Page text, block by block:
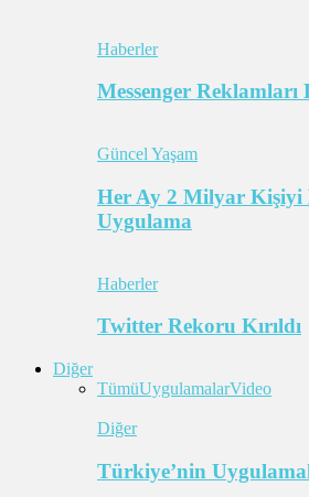
Haberler
Messenger Reklamları
Güncel Yaşam
Her Ay 2 Milyar Kişiyi
Uygulama
Haberler
Twitter Rekoru Kırıldı
Diğer
TümüUygulamalarVideo
Diğer
Türkiye’nin